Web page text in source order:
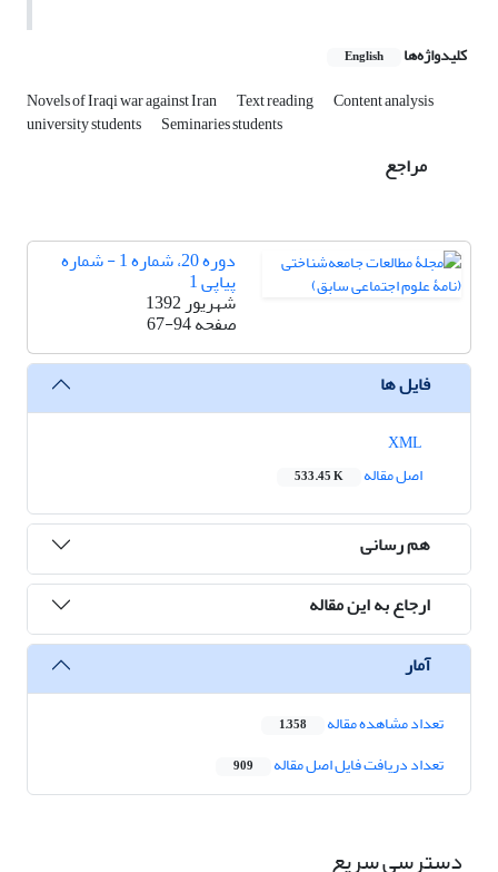
کلیدواژه‌ها English
Novels of Iraqi war against Iran Text reading Content analysis
university students Seminaries students
مراجع
دوره 20، شماره 1 - شماره
پیاپی 1
شهریور 1392
صفحه67-94
فایل ها
اصل مقاله
533.45 K
هم رسانی
ارجاع به این مقاله
آمار
تعداد مشاهده مقاله 1,358
تعداد دریافت فایل اصل مقاله 909
دسترسی سریع